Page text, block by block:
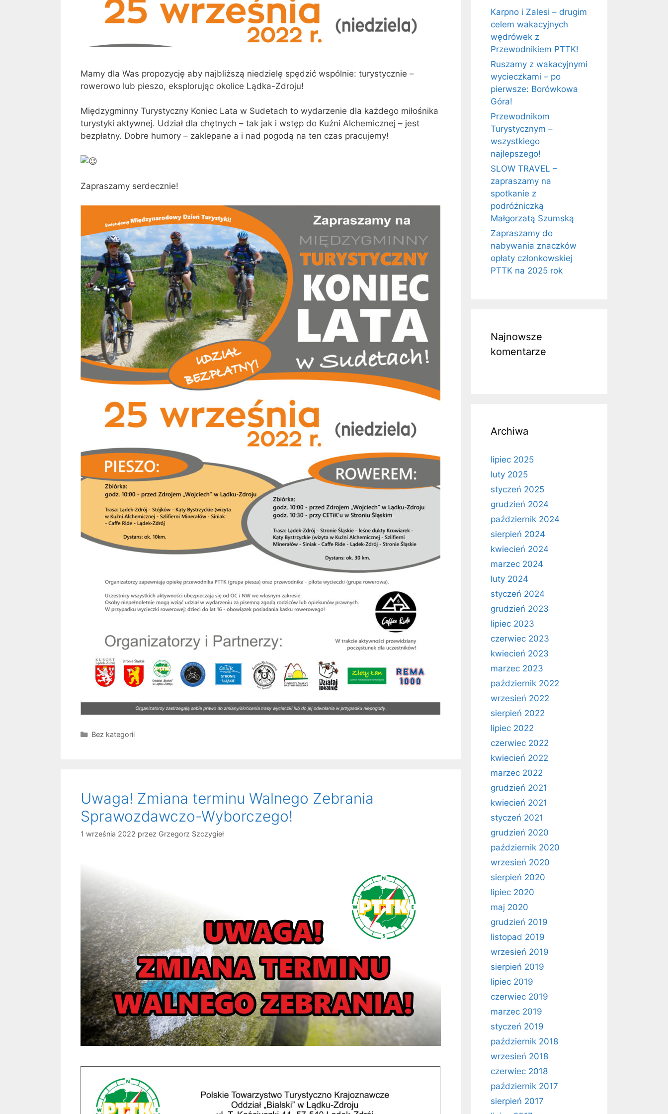
Mamy dla Was propozycję aby najbliższą niedzielę spędzić wspólnie: turystycznie –
rowerowo lub pieszo, eksplorując okolice Lądka-Zdroju!
Międzygminny Turystyczny Koniec Lata w Sudetach to wydarzenie dla każdego miłośnika
turystyki aktywnej. Udział dla chętnych – tak jak i wstęp do Kuźni Alchemicznej – jest
bezpłatny. Dobre humory – zaklepane a i nad pogodą na ten czas pracujemy!
Zapraszamy serdecznie!
Kategorie
Bez kategorii
Uwaga! Zmiana terminu Walnego Zebrania
Sprawozdawczo-Wyborczego!
1 września 2022 przez Grzegorz Szczygieł
Karpno i Zalesi – drugim
celem wakacyjnych
wędrówek z
Przewodnikiem PTTK!
Ruszamy z wakacyjnymi
wycieczkami – po
pierwsze: Borówkowa
Góra!
Przewodnikom
Turystycznym –
wszystkiego
najlepszego!
SLOW TRAVEL –
zapraszamy na
spotkanie z
podróżniczką
Małgorzatą Szumską
Zapraszamy do
nabywania znaczków
opłaty członkowskiej
PTTK na 2025 rok
Najnowsze
komentarze
Archiwa
lipiec 2025
luty 2025
styczeń 2025
grudzień 2024
październik 2024
sierpień 2024
kwiecień 2024
marzec 2024
luty 2024
styczeń 2024
grudzień 2023
lipiec 2023
czerwiec 2023
kwiecień 2023
marzec 2023
październik 2022
wrzesień 2022
sierpień 2022
lipiec 2022
czerwiec 2022
kwiecień 2022
marzec 2022
grudzień 2021
kwiecień 2021
styczeń 2021
grudzień 2020
październik 2020
wrzesień 2020
sierpień 2020
lipiec 2020
maj 2020
grudzień 2019
listopad 2019
wrzesień 2019
sierpień 2019
lipiec 2019
czerwiec 2019
marzec 2019
styczeń 2019
październik 2018
wrzesień 2018
czerwiec 2018
październik 2017
sierpień 2017